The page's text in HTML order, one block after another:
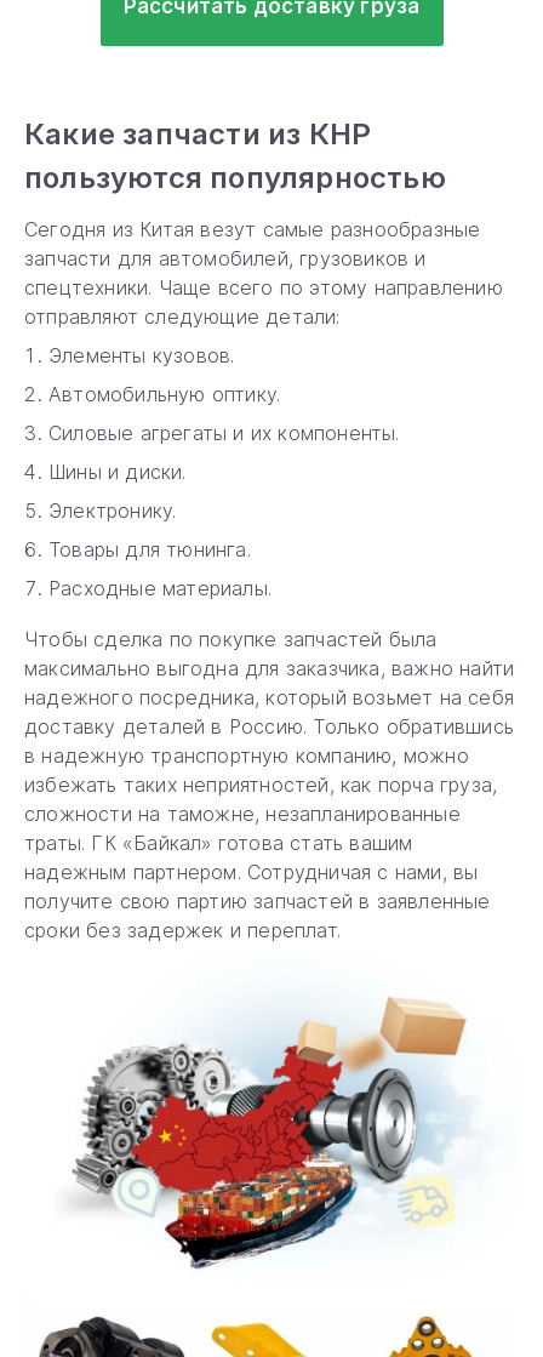
Рассчитать доставку груза
Какие запчасти из КНР
пользуются популярностью
Сегодня из Китая везут самые разнообразные
запчасти для автомобилей, грузовиков и
спецтехники. Чаще всего по этому направлению
отправляют следующие детали:
Элементы кузовов.
Автомобильную оптику.
Силовые агрегаты и их компоненты.
Шины и диски.
Электронику.
Товары для тюнинга.
Расходные материалы.
Чтобы сделка по покупке запчастей была
максимально выгодна для заказчика, важно найти
надежного посредника, который возьмет на себя
доставку деталей в Россию. Только обратившись
в надежную транспортную компанию, можно
избежать таких неприятностей, как порча груза,
сложности на таможне, незапланированные
траты. ГК «Байкал» готова стать вашим
надежным партнером. Сотрудничая с нами, вы
получите свою партию запчастей в заявленные
сроки без задержек и переплат.